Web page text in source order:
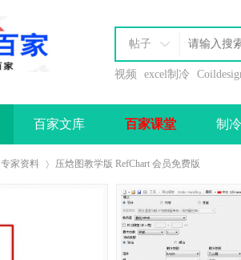
帖子
视频 excel制冷
百家文库 百家课堂 制
专家资料 压焓图教学版 RefChart 会员免费版